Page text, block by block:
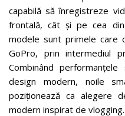
capabilă să înregistreze
frontală, cât și pe cea
modele sunt primele care
GoPro, prin intermediul
Combinând
design modern, noile
poziționează ca alegere
modern inspirat de vlogging.